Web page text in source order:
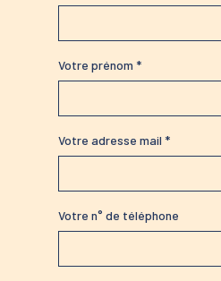
Votre prénom *
Votre adresse mail *
Votre n° de téléphone